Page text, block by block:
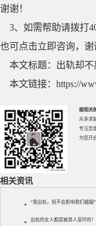
谢谢！
3、如需帮助请拨打
也可点击立即咨询，谢
本文标题： 出轨却
本文链接： https://
据相关
众多求
专注恋
为您开
相关资讯
“我出轨，但不会影响我们婚姻
出轨的女人都是被男人宠坏的！